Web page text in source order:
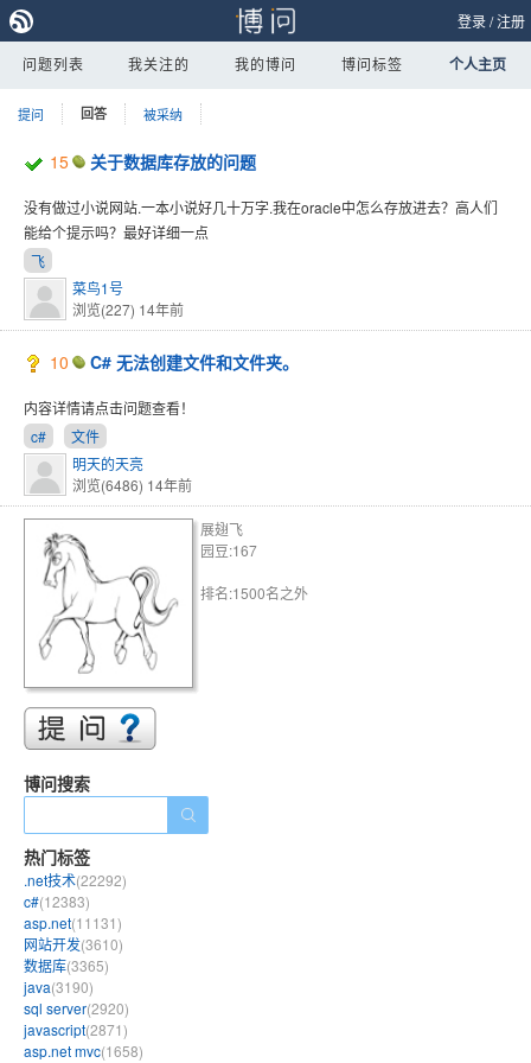
登录/注册
问题列表 我关注的 我的博问 博问标签 个人主页
提问 回答 被采纳
15 关于数据库存放的问题
没有做过小说网站.一本小说好几十万字.我在oracle中怎么存放进去？高人们
能给个提示吗？最好详细一点
飞
菜鸟1号
浏览(227) 14年前
10 C# 无法创建文件和文件夹。
内容详情请点击问题查看！
c#
文件
明天的天亮
浏览(6486) 14年前
展翅飞
园豆:167
排名:1500名之外
博问搜索
热门标签
.net技术(22292)
c#(12383)
asp.net(11131)
网站开发(3610)
数据库(3365)
java(3190)
sql server(2920)
javascript(2871)
asp.net mvc(1658)